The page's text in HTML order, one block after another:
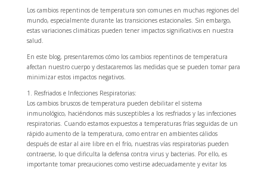
Los cambios repentinos de temperatura son comunes en muchas regiones del
mundo, especialmente durante las transiciones estacionales. Sin embargo,
estas variaciones climáticas pueden tener impactos significativos en nuestra
salud.
En este blog, presentaremos cómo los cambios repentinos de temperatura
afectan nuestro cuerpo y destacaremos las medidas que se pueden tomar para
minimizar estos impactos negativos.
1. Resfriados e Infecciones Respiratorias:
Los cambios bruscos de temperatura pueden debilitar el sistema
inmunológico, haciéndonos más susceptibles a los resfriados y las infecciones
respiratorias. Cuando estamos expuestos a temperaturas frías seguidas de un
rápido aumento de la temperatura, como entrar en ambientes cálidos
después de estar al aire libre en el frío, nuestras vías respiratorias pueden
contraerse, lo que dificulta la defensa contra virus y bacterias. Por ello, es
importante tomar precauciones como vestirse adecuadamente y evitar los